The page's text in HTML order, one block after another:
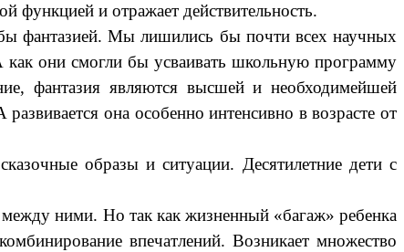
функцией и отражает действительность.
фантазией. Мы лишились бы почти всех научных
они смогли бы усваивать школьную программу
фантазия являются высшей и необходимейшей
она особенно интенсивно в возрасте от
образы и ситуации. Десятилетние дети с
между ними. Но так как жизненный «багаж» ребенка
впечатлений. Возникает множество